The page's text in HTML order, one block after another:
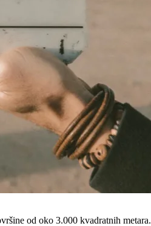
od oko 3.000 kvadratnih metara.